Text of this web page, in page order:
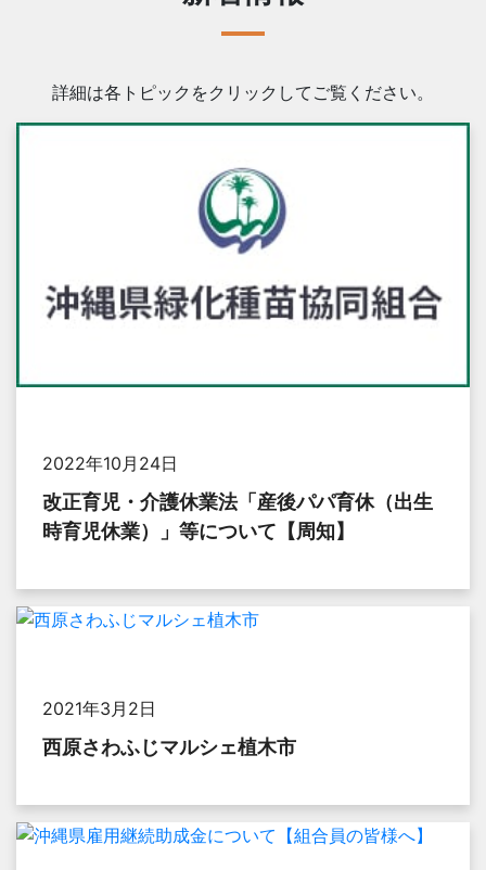
詳細は各トピックをクリックしてご覧ください。
2022年10月24日
改正育児・介護休業法「産後パパ育休（出生
時育児休業）」等について【周知】
2021年3月2日
西原さわふじマルシェ植木市